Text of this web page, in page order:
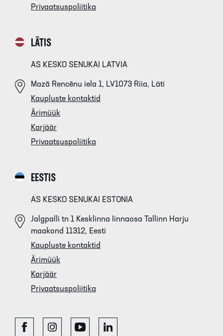
Privaatsuspoliitika
LÄTIS
AS KESKO SENUKAI LATVIA
Mazā Rencēnu iela 1, LV1073 Riia, Läti
Kaupluste kontaktid
Ärimüük
Karjäär
Privaatsuspoliitika
EESTIS
AS KESKO SENUKAI ESTONIA
Jalgpalli tn 1 Kesklinna Iinnaosa Tallinn Harju
maakond 11312, Eesti
Kaupluste kontaktid
Ärimüük
Karjäär
Privaatsuspoliitika